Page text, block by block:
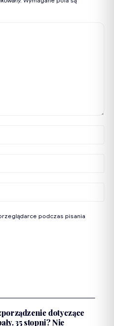
podczas pisania
dotyczące
35 stopni? Nie